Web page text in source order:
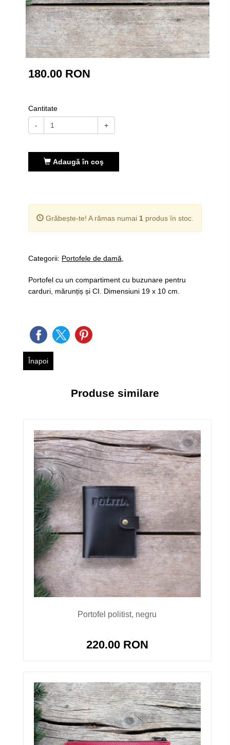
180.00 RON
Cantitate
- +
Adaugă în coş
Grăbește-te! A rămas numai 1 produs în stoc.
Categorii: Portofele de damă
Portofel cu un compartiment cu buzunare pentru
carduri, mărunțiș și CI. Dimensiuni 19 x 10 cm.
Înapoi
Produse similare
Portofel politist, negru
220.00 RON